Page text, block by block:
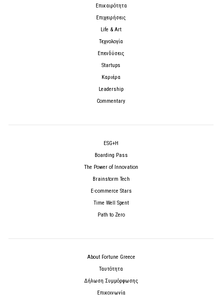
Επικαιρότητα
Επιχειρήσεις
Life & Art
Τεχνολογία
Επενδύσεις
Startups
Καριέρα
Leadership
Commentary
ESG+H
Boarding Pass
The Power of Innovation
Brainstorm Tech
E-commerce Stars
Time Well Spent
Path to Zero
About Fortune Greece
Ταυτότητα
Δήλωση Συμμόρφωσης
Επικοινωνία